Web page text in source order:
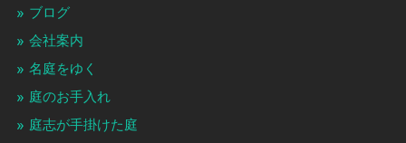
ブログ
会社案内
名庭をゆく
庭のお手入れ
庭志が手掛けた庭